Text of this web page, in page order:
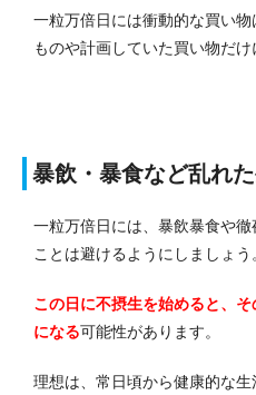
一粒万倍日には衝動的な買い
ものや計画していた買い物だけ
暴飲・暴食など乱れ
一粒万倍日には、暴飲暴食や
ことは避けるようにしましょう
この日に不摂生を始めると、
になる可能性があります。
理想は、常日頃から健康的な生